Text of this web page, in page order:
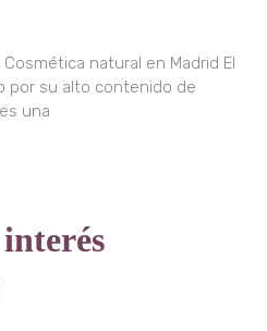
natural en Madrid El
por su alto contenido de
una
interés